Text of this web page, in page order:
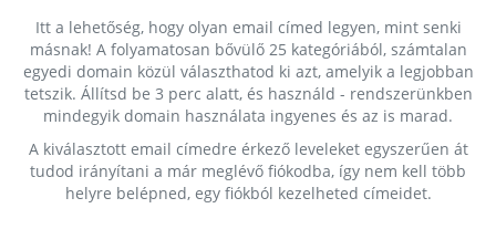
Itt a lehetőség, hogy olyan email címed legyen, mint senki
másnak! A folyamatosan bővülő 25 kategóriából, számtalan
egyedi domain közül választhatod ki azt, amelyik a legjobban
tetszik. Állítsd be 3 perc alatt, és használd - rendszerünkben
mindegyik domain használata ingyenes és az is marad.
A kiválasztott email címedre érkező leveleket egyszerűen át
tudod irányítani a már meglévő fiókodba, így nem kell több
helyre belépned, egy fiókból kezelheted címeidet.